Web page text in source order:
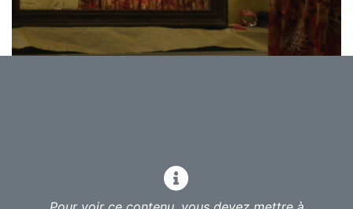
ensemble 7 femmes. L’une est dehors, les autres sont
dedans. L’une face à la mer, les autres en situation